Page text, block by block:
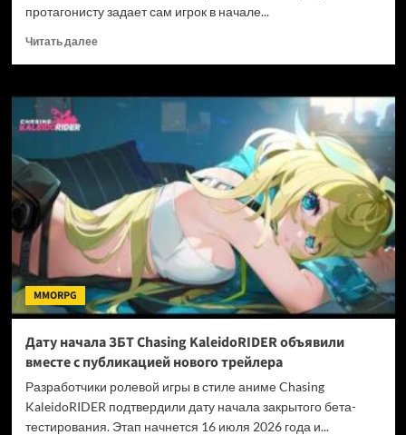
протагонисту задает сам игрок в начале...
Читать далееПрочитать
героя
Revival
MMORPG
Дату начала ЗБТ Chasing KaleidoRIDER объявили
вместе с публикацией нового трейлера
Разработчики ролевой игры в стиле аниме Chasing
KaleidoRIDER подтвердили дату начала закрытого бета-
тестирования. Этап начнется 16 июля 2026 года и...